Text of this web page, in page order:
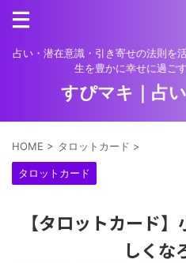
占い・潜在意識・引き寄せの法則を
生を豊かに幸せに過ご
すぴマキ｜占
HOME > タロットカード >
タロットカード
【タロットカード
しくな